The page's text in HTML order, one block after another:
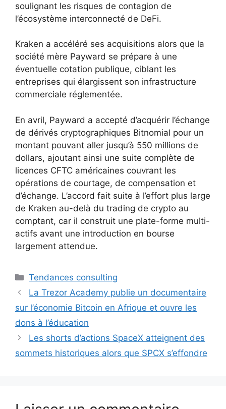
soulignant les risques de contagion de
l’écosystème interconnecté de DeFi.
Kraken a accéléré ses acquisitions alors que la
société mère Payward se prépare à une
éventuelle cotation publique, ciblant les
entreprises qui élargissent son infrastructure
commerciale réglementée.
En avril, Payward a accepté d’acquérir l’échange
de dérivés cryptographiques Bitnomial pour un
montant pouvant aller jusqu’à 550 millions de
dollars, ajoutant ainsi une suite complète de
licences CFTC américaines couvrant les
opérations de courtage, de compensation et
d’échange. L’accord fait suite à l’effort plus large
de Kraken au-delà du trading de crypto au
comptant, car il construit une plate-forme multi-
actifs avant une introduction en bourse
largement attendue.
Catégories
Tendances consulting
La Trezor Academy publie un documentaire
sur l’économie Bitcoin en Afrique et ouvre les
dons à l’éducation
Les shorts d’actions SpaceX atteignent des
sommets historiques alors que SPCX s’effondre